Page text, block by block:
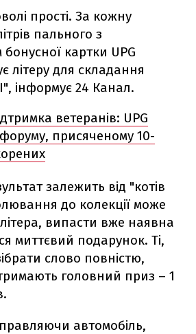
прості. За кожну
пального з
картки UPG
літеру для складання
інформує 24 Канал.
ветеранів: UPG
присяченому 10-
залежить від "котів
до колекції може
випасти вже наявна
миттєвий подарунок. Ті,
слово повністю,
головний приз – 1
автомобіль,